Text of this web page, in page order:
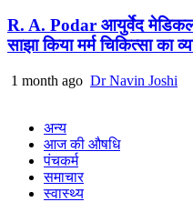
R. A. Podar आयुर्वेद
साझा किया मर्म चिकित्सा का
1 month ago Dr Navin Joshi
अन्य
आज की औषधि
पंचकर्म
समाचार
स्वास्थ्य